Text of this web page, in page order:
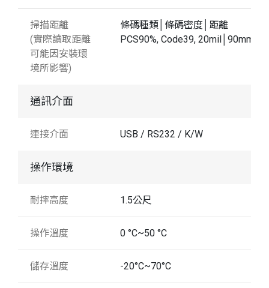
掃描距離
(實際讀取距離
可能因安裝環
境所影響)
條碼種類│條碼密度│距離
PCS90%, Code39, 20mil│90mm
通訊介面
連接介面 USB / RS232 / K/W
操作環境
耐摔高度 1.5公尺
操作溫度 0 °C~50 °C
儲存溫度 -20°C~70°C